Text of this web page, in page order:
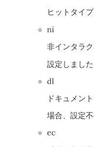
ヒットタイプ
ni
非インタラ
設定しました
dl
ドキュメン
場合、設定
ec